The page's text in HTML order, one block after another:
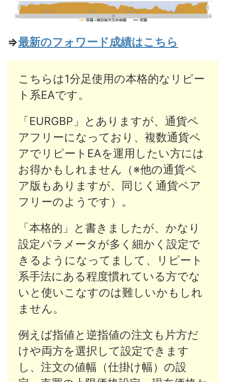
⇒最新のフォワード成績はこちら
こちらは1分足使用の本格的なリピー
ト系EAです。
「EURGBP」とありますが、通貨ペ
アフリーになっており、複数通貨ペ
アでリピートEAを運用したい方には
お得かもしれません（※他の通貨ペ
ア版もありますが、同じく通貨ペア
フリーのようです）。
「本格的」と書きましたが、かなり
設定パラメータが多く細かく設定で
きるようになってまして、リピート
系手法にある程度慣れている方でな
いと使いこなすのは難しいかもしれ
ません。
例えば指値と逆指値の注文も片方だ
けや両方を選択して設定できます
し、注文の値幅（仕掛け幅）の設